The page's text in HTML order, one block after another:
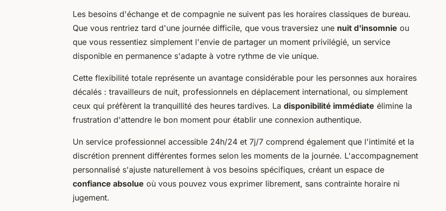
Les besoins d'échange et de compagnie ne suivent pas les horaires classiques de bureau.
Que vous rentriez tard d'une journée difficile, que vous traversiez une nuit d'insomnie ou
que vous ressentiez simplement l'envie de partager un moment privilégié, un service
disponible en permanence s'adapte à votre rythme de vie unique.
Cette flexibilité totale représente un avantage considérable pour les personnes aux horaires
décalés : travailleurs de nuit, professionnels en déplacement international, ou simplement
ceux qui préfèrent la tranquillité des heures tardives. La disponibilité immédiate élimine la
frustration d'attendre le bon moment pour établir une connexion authentique.
Un service professionnel accessible 24h/24 et 7j/7 comprend également que l'intimité et la
discrétion prennent différentes formes selon les moments de la journée. L'accompagnement
personnalisé s'ajuste naturellement à vos besoins spécifiques, créant un espace de
confiance absolue où vous pouvez vous exprimer librement, sans contrainte horaire ni
jugement.